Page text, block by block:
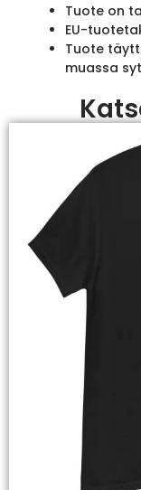
Tuote on
EU-
Tuote
muassa